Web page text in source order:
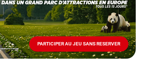
PARTICIPER AU JEU SANS RESERVER
PARTICIPER
AU
JEU